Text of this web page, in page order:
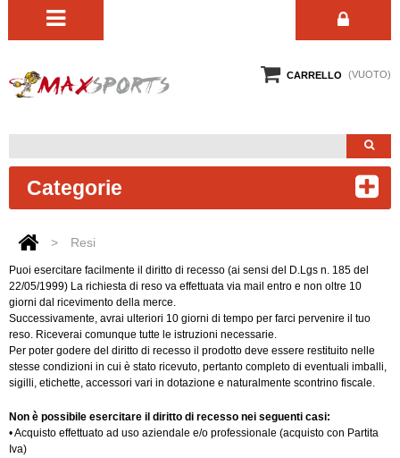
CARRELLO (VUOTO)
Categorie
> Resi
Puoi esercitare facilmente il diritto di recesso (ai sensi del D.Lgs n. 185 del
22/05/1999) La richiesta di reso va effettuata via mail entro e non oltre 10
giorni dal ricevimento della merce.
Successivamente, avrai ulteriori 10 giorni di tempo per farci pervenire il tuo
reso. Riceverai comunque tutte le istruzioni necessarie.
Per poter godere del diritto di recesso il prodotto deve essere restituito nelle
stesse condizioni in cui è stato ricevuto, pertanto completo di eventuali imballi,
sigilli, etichette, accessori vari in dotazione e naturalmente scontrino fiscale.
Non è possibile esercitare il diritto di recesso nei seguenti casi:
• Acquisto effettuato ad uso aziendale e/o professionale (acquisto con Partita
Iva)